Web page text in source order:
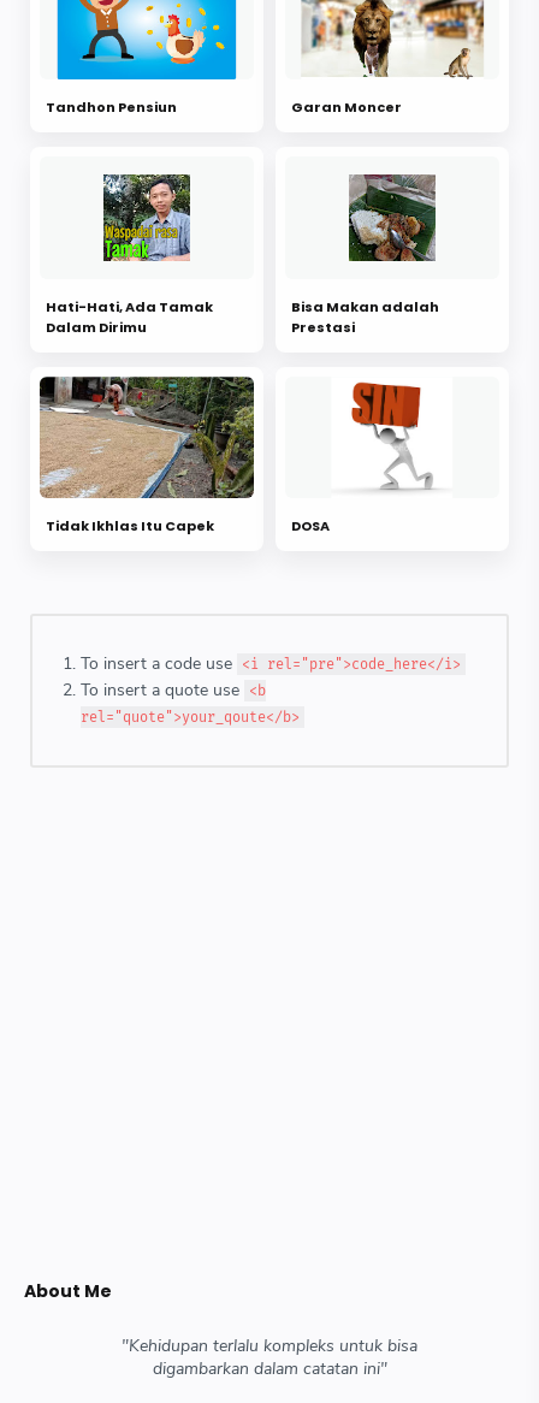
Tandhon Pensiun Garan Moncer
Hati-Hati, Ada Tamak
Dalam Dirimu
Bisa Makan adalah
Prestasi
Tidak Ikhlas Itu Capek DOSA
To insert a code use <i rel="pre">code_here</i>
To insert a quote use
<b
rel="quote">your_qoute</b>
About Me
"Kehidupan terlalu kompleks untuk bisa
digambarkan dalam catatan ini"